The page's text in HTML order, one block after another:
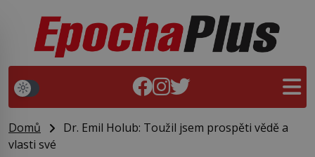
Domů
Dr. Emil Holub: Toužil jsem prospěti vědě a
vlasti své